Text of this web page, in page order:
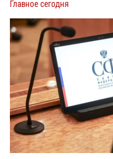
Главное сегодня